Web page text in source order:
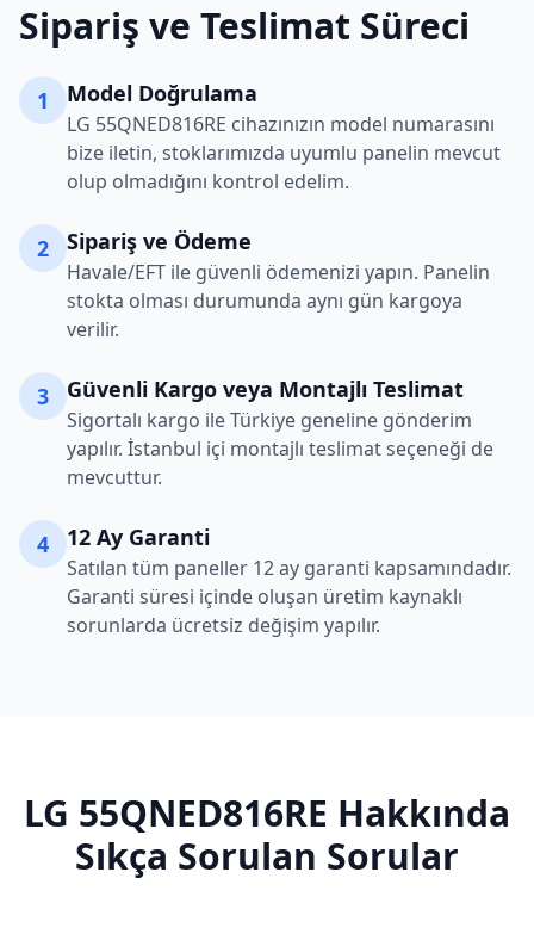
Sipariş ve Teslimat Süreci
1 Model Doğrulama
LG 55QNED816RE cihazınızın model numarasını
bize iletin, stoklarımızda uyumlu panelin mevcut
olup olmadığını kontrol edelim.
2 Sipariş ve Ödeme
Havale/EFT ile güvenli ödemenizi yapın. Panelin
stokta olması durumunda aynı gün kargoya
verilir.
3 Güvenli Kargo veya Montajlı Teslimat
Sigortalı kargo ile Türkiye geneline gönderim
yapılır. İstanbul içi montajlı teslimat seçeneği de
mevcuttur.
4 12 Ay Garanti
Satılan tüm paneller 12 ay garanti kapsamındadır.
Garanti süresi içinde oluşan üretim kaynaklı
sorunlarda ücretsiz değişim yapılır.
LG 55QNED816RE Hakkında
Sıkça Sorulan Sorular